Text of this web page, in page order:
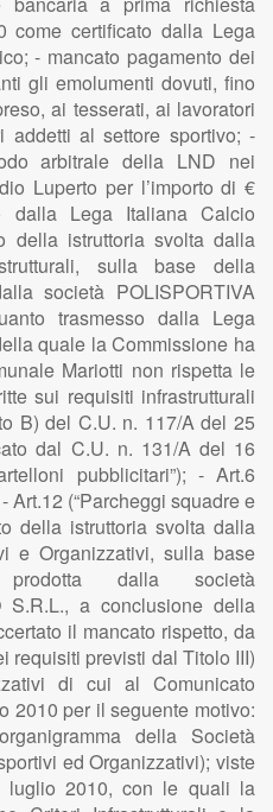
come certificato dalla Lega
- mancato pagamento dei
gli emolumenti dovuti, fino
ai tesserati, ai lavoratori
addetti al settore sportivo; -
arbitrale della LND nei
Luperto per l’importo di €
dalla Lega Italiana Calcio
della istruttoria svolta dalla
sulla base della
società POLISPORTIVA
trasmesso dalla Lega
quale la Commissione ha
Mariotti non rispetta le
sui requisiti infrastrutturali
B) del C.U. n. 117/A del 25
dal C.U. n. 131/A del 16
pubblicitari”); - Art.6
Art.12 (“Parcheggi squadre e
della istruttoria svolta dalla
e Organizzativi, sulla base
prodotta dalla società
S.R.L., a conclusione della
il mancato rispetto, da
requisiti previsti dal Titolo III)
di cui al Comunicato
2010 per il seguente motivo:
della Società
ed Organizzativi); viste
luglio 2010, con le quali la